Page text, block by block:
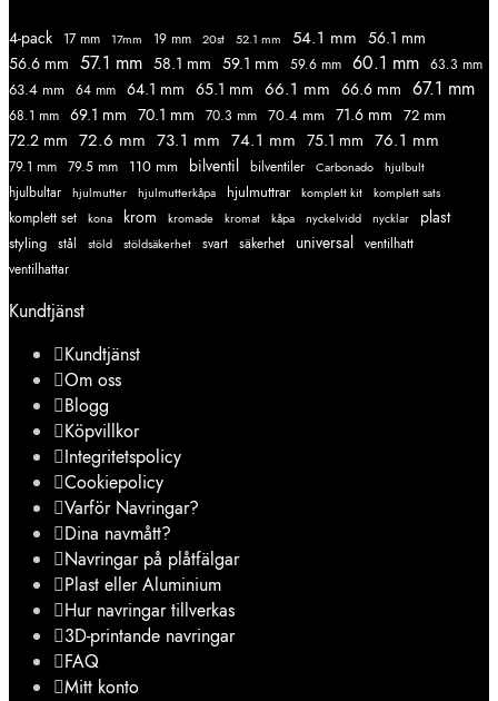
4-pack 17 mm 17mm 19 mm 20st 52.1 mm 54.1 mm 56.1 mm
56.6 mm 57.1 mm 58.1 mm 59.1 mm 59.6 mm 60.1 mm 63.3 mm
63.4 mm 64 mm 64.1 mm 65.1 mm 66.1 mm 66.6 mm 67.1 mm
68.1 mm 69.1 mm 70.1 mm 70.3 mm 70.4 mm 71.6 mm 72 mm
72.2 mm 72.6 mm 73.1 mm 74.1 mm 75.1 mm 76.1 mm
79.1 mm 79.5 mm 110 mm bilventil bilventiler Carbonado hjulbult
hjulbultar hjulmutter hjulmutterkåpa hjulmuttrar komplett kit komplett sats
komplett set kona krom kromade kromat kåpa nyckelvidd nycklar
plast
styling
stål stöld stöldsäkerhet svart säkerhet universal ventilhatt
ventilhattar
Kundtjänst
Kundtjänst
Om oss
Blogg
Köpvillkor
Integritetspolicy
Cookiepolicy
Varför Navringar?
Dina navmått?
Navringar på plåtfälgar
Plast eller Aluminium
Hur navringar tillverkas
3D-printande navringar
FAQ
Mitt konto